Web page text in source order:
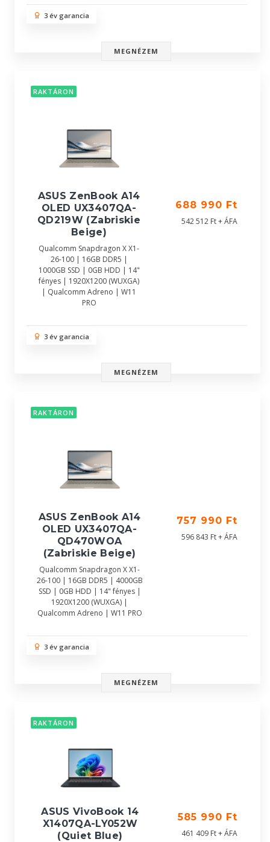
3 év garancia
MEGNÉZEM
RAKTÁRON
ASUS ZenBook A14
OLED UX3407QA-
QD219W (Zabriskie
Beige)
Qualcomm Snapdragon X X1-
26-100 | 16GB DDR5 |
1000GB SSD | 0GB HDD | 14"
fényes | 1920X1200 (WUXGA)
| Qualcomm Adreno | W11
PRO
688 990 Ft
542 512 Ft + ÁFA
3 év garancia
MEGNÉZEM
RAKTÁRON
ASUS ZenBook A14
OLED UX3407QA-
QD470WOA
(Zabriskie Beige)
Qualcomm Snapdragon X X1-
26-100 | 16GB DDR5 | 4000GB
SSD | 0GB HDD | 14" fényes |
1920X1200 (WUXGA) |
Qualcomm Adreno | W11 PRO
757 990 Ft
596 843 Ft + ÁFA
3 év garancia
MEGNÉZEM
RAKTÁRON
ASUS VivoBook 14
X1407QA-LY052W
(Quiet Blue)
585 990 Ft
461 409 Ft + ÁFA